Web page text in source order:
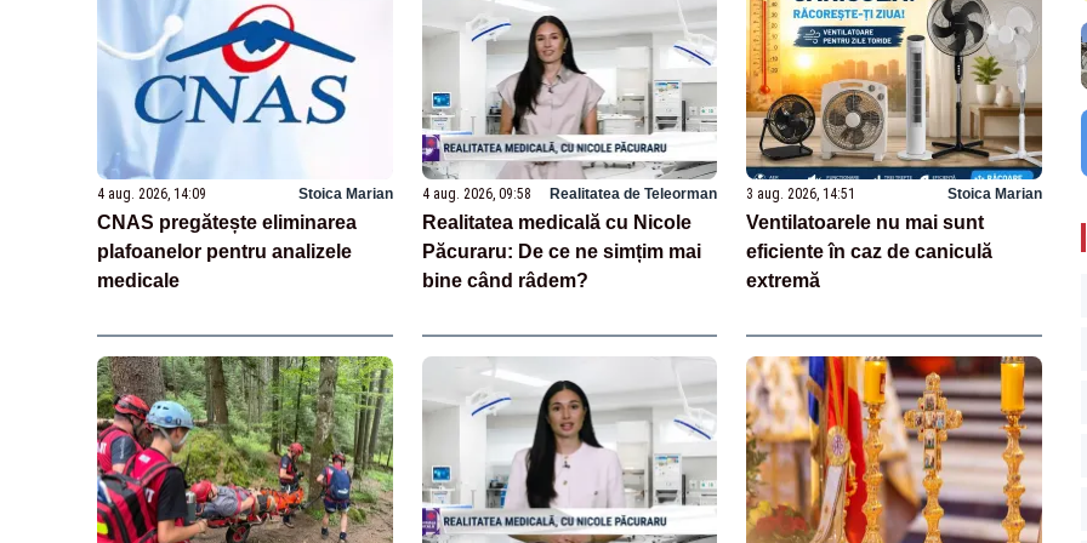
4 aug. 2026, 14:09 Stoica Marian
CNAS pregătește eliminarea
plafoanelor pentru analizele
medicale
4 aug. 2026, 09:58 Realitatea de Teleorman
Realitatea medicală cu Nicole
Păcuraru: De ce ne simțim mai
bine când râdem?
3 aug. 2026, 14:51 Stoica Marian
Ventilatoarele nu mai sunt
eficiente în caz de caniculă
extremă